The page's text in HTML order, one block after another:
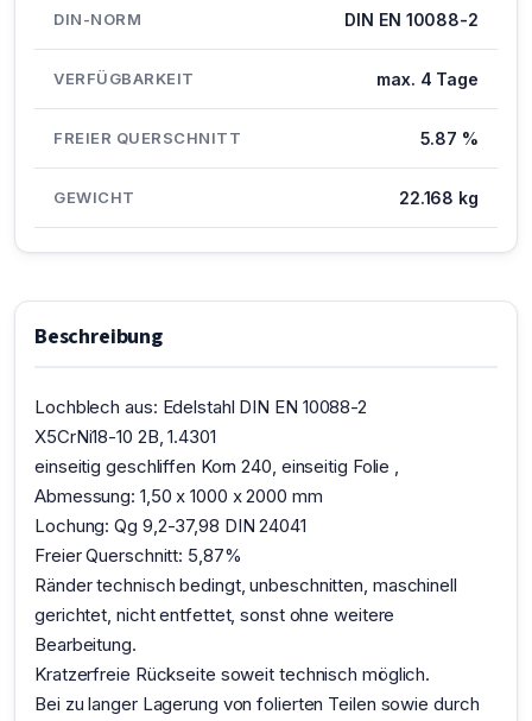
DIN-NORM DIN EN 10088-2
VERFÜGBARKEIT max. 4 Tage
FREIER QUERSCHNITT 5.87 %
GEWICHT 22.168 kg
Beschreibung
Lochblech aus: Edelstahl DIN EN 10088-2
X5CrNi18-10 2B, 1.4301
einseitig geschliffen Korn 240, einseitig Folie ,
Abmessung: 1,50 x 1000 x 2000 mm
Lochung: Qg 9,2-37,98 DIN 24041
Freier Querschnitt: 5,87%
Ränder technisch bedingt, unbeschnitten, maschinell
gerichtet, nicht entfettet, sonst ohne weitere
Bearbeitung.
Kratzerfreie Rückseite soweit technisch möglich.
Bei zu langer Lagerung von folierten Teilen sowie durch